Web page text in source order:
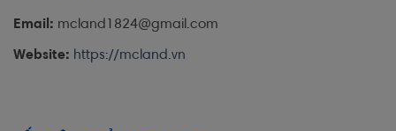
Email: mcland1824@gmail.com
Website: https://mcland.vn